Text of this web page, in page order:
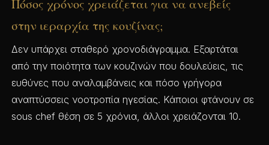
Πόσος χρόνος χρειάζεται για να ανεβείς
στην ιεραρχία της κουζίνας;
Δεν υπάρχει σταθερό χρονοδιάγραμμα. Εξαρτάται
από την ποιότητα των κουζινών που δουλεύεις, τις
ευθύνες που αναλαμβάνεις και πόσο γρήγορα
αναπτύσσεις νοοτροπία ηγεσίας. Κάποιοι φτάνουν σε
sous chef θέση σε 5 χρόνια, άλλοι χρειάζονται 10.